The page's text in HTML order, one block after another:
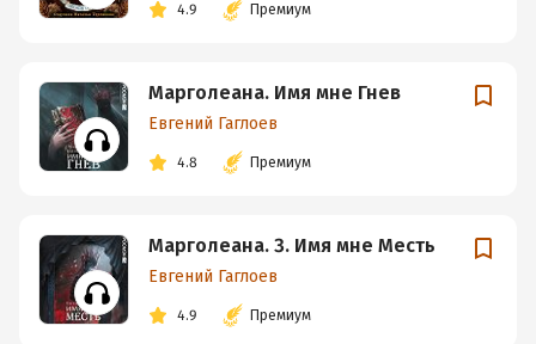
4.9 Премиум
Марголеана. Имя мне Гнев
Евгений Гаглоев
4.8 Премиум
Марголеана. 3. Имя мне Месть
Евгений Гаглоев
4.9 Премиум